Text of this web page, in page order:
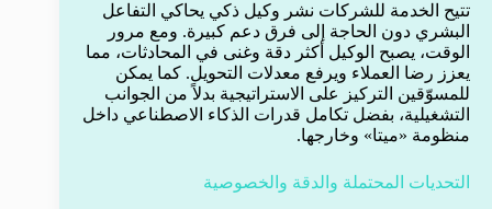
تتيح الخدمة للشركات نشر وكيل ذكي يحاكي التفاعل
البشري دون الحاجة إلى فرق دعم كبيرة. ومع مرور
الوقت، يصبح الوكيل أكثر دقة وغنى في المحادثات، مما
يعزز رضا العملاء ويرفع معدلات التحويل. كما يمكن
للمسوّقين التركيز على الاستراتيجية بدلاً من الجوانب
التشغيلية، بفضل تكامل قدرات الذكاء الاصطناعي داخل
منظومة «ميتا» وخارجها.
التحديات المحتملة والدقة والخصوصية